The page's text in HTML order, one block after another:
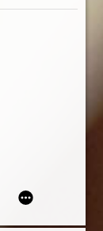
siebie i